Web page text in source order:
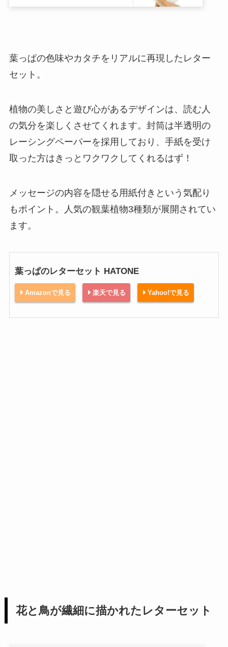
葉っぱの色味やカタチをリアルに再現したレター
セット。
植物の美しさと遊び心があるデザインは、読む人
の気分を楽しくさせてくれます。封筒は半透明の
レーシングペーパーを採用しており、手紙を受け
取った方はきっとワクワクしてくれるはず！
メッセージの内容を隠せる用紙付きという気配り
もポイント。人気の観葉植物3種類が展開されてい
ます。
葉っぱのレターセット HATONE
Amazonで見る 楽天で見る Yahoo!で見る
花と鳥が繊細に描かれたレターセット